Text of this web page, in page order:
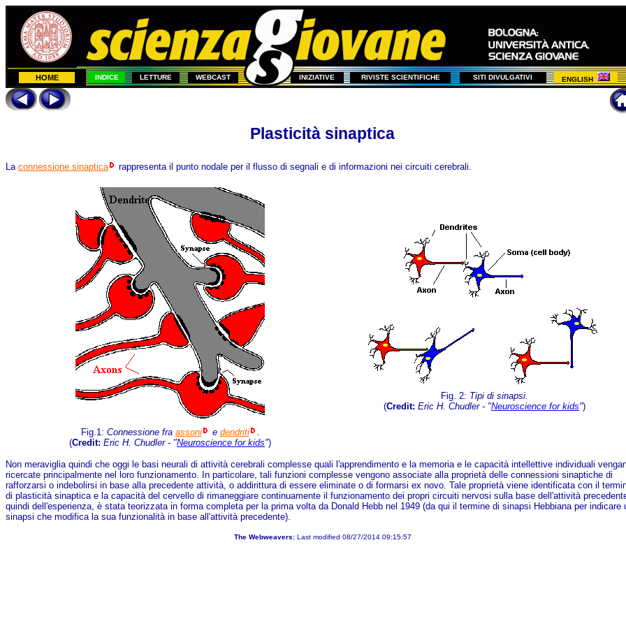
HOME INDICE LETTURE WEBCAST INIZIATIVE RIVISTE SCIENTIFICHE SITI DIVULGATIVI ENGLISH
Plasticità sinaptica
La connessione sinaptica rappresenta il punto nodale per il flusso di segnali e di informazioni nei circuiti cerebrali.
Fig.1: Connessione fra assoni e dendriti
(Credit: Eric H. Chudler - "Neuroscience for kids")
Fig. 2: Tipi di sinapsi.
(Credit: Eric H. Chudler - "Neuroscience for kids")
Non meraviglia quindi che oggi le basi neurali di attività cerebrali complesse quali l'apprendimento e la memoria e le capacità intellettive individuali
ricercate principalmente nel loro funzionamento. In particolare, tali funzioni complesse vengono associate alla proprietà delle connessioni sinaptiche di
rafforzarsi o indebolirsi in base alla precedente attività, o addirittura di essere eliminate o di formarsi ex novo. Tale proprietà viene identificata con il
di plasticità sinaptica e la capacità del cervello di rimaneggiare continuamente il funzionamento dei propri circuiti nervosi sulla base dell'attività
quindi dell'esperienza, è stata teorizzata in forma completa per la prima volta da Donald Hebb nel 1949 (da qui il termine di sinapsi Hebbiana per indicare
sinapsi che modifica la sua funzionalità in base all'attività precedente).
The Webweavers:Last modified 08/27/2014 09:15:57